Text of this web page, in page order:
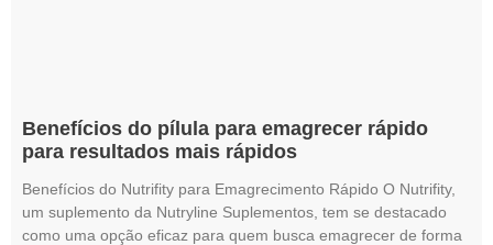
Benefícios do pílula para emagrecer rápido
para resultados mais rápidos
Benefícios do Nutrifity para Emagrecimento Rápido O Nutrifity,
um suplemento da Nutryline Suplementos, tem se destacado
como uma opção eficaz para quem busca emagrecer de forma